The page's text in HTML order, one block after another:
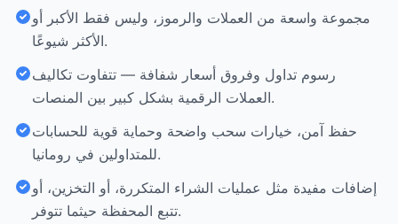
مجموعة واسعة من العملات والرموز، وليس فقط الأكبر أو
الأكثر شيوعًا.
رسوم تداول وفروق أسعار شفافة — تتفاوت تكاليف
العملات الرقمية بشكل كبير بين المنصات.
حفظ آمن، خيارات سحب واضحة وحماية قوية للحسابات
للمتداولين في رومانيا.
إضافات مفيدة مثل عمليات الشراء المتكررة، أو التخزين، أو
تتبع المحفظة حيثما تتوفر.